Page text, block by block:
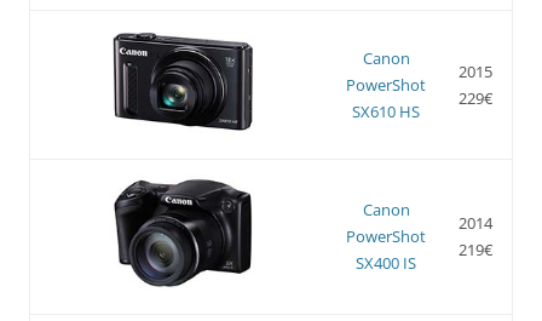
Canon
PowerShot
SX610 HS
2015
229€
Canon
PowerShot
SX400 IS
2014
219€